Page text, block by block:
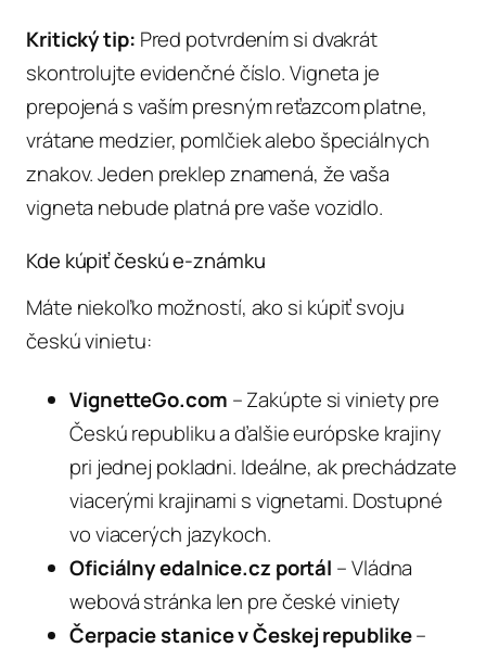
Kritický tip: Pred potvrdením si dvakrát
skontrolujte evidenčné číslo. Vigneta je
prepojená s vaším presným reťazcom platne,
vrátane medzier, pomlčiek alebo špeciálnych
znakov. Jeden preklep znamená, že vaša
vigneta nebude platná pre vaše vozidlo.
Kde kúpiť českú e-známku
Máte niekoľko možností, ako si kúpiť svoju
českú vinietu:
VignetteGo.com – Zakúpte si viniety pre
Českú republiku a ďalšie európske krajiny
pri jednej pokladni. Ideálne, ak prechádzate
viacerými krajinami s vignetami. Dostupné
vo viacerých jazykoch.
Oficiálny edalnice.cz portál – Vládna
webová stránka len pre české viniety
Čerpacie stanice v Českej republike–